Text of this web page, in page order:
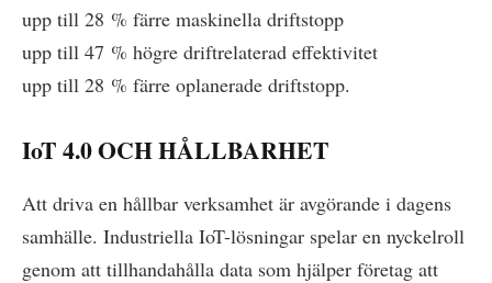
upp till 28 % färre maskinella driftstopp
upp till 47 % högre driftrelaterad effektivitet
upp till 28 % färre oplanerade driftstopp.
IoT 4.0 OCH HÅLLBARHET
Att driva en hållbar verksamhet är avgörande i dagens
samhälle. Industriella IoT-lösningar spelar en nyckelroll
genom att tillhandahålla data som hjälper företag att